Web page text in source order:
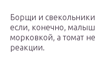
Борщи и свекольники
если, конечно, малыш
морковкой, а томат
реакции.